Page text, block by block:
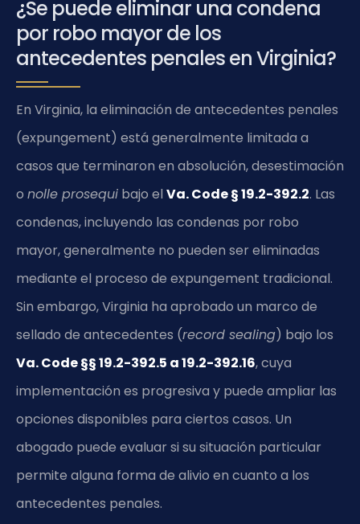
¿Se puede eliminar una condena
por robo mayor de los
antecedentes penales en Virginia?
En Virginia, la eliminación de antecedentes penales
(expungement) está generalmente limitada a
casos que terminaron en absolución, desestimación
o nolle prosequi bajo el Va. Code § 19.2-392.2. Las
condenas, incluyendo las condenas por robo
mayor, generalmente no pueden ser eliminadas
mediante el proceso de expungement tradicional.
Sin embargo, Virginia ha aprobado un marco de
sellado de antecedentes (record sealing) bajo los
Va. Code §§ 19.2-392.5 a 19.2-392.16, cuya
implementación es progresiva y puede ampliar las
opciones disponibles para ciertos casos. Un
abogado puede evaluar si su situación particular
permite alguna forma de alivio en cuanto a los
antecedentes penales.